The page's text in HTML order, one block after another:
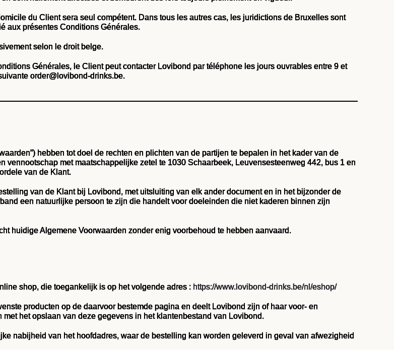
du Client sera seul compétent. Dans tous les autres cas, les juridictions de Bruxelles sont
aux présentes Conditions Générales.
selon le droit belge.
Générales, le Client peut contacter Lovibond par téléphone les jours ouvrables entre 9 et
order@lovibond-drinks.be.
hebben tot doel de rechten en plichten van de partijen te bepalen in het kader van de
met maatschappelijke zetel te 1030 Schaarbeek, Leuvensesteenweg 442, bus 1 en
van de Klant.
van de Klant bij Lovibond, met uitsluiting van elk ander document en in het bijzonder de
een natuurlijke persoon te zijn die handelt voor doeleinden die niet kaderen binnen zijn
huidige Algemene Voorwaarden zonder enig voorbehoud te hebben aanvaard.
shop, die toegankelijk is op het volgende adres : https://www.lovibond-drinks.be/nl/eshop/
producten op de daarvoor bestemde pagina en deelt Lovibond zijn of haar voor- en
het opslaan van deze gegevens in het klantenbestand van Lovibond.
nabijheid van het hoofdadres, waar de bestelling kan worden geleverd in geval van afwezigheid